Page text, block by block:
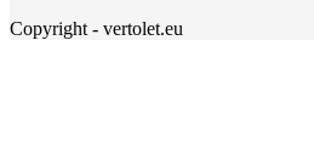
Copyright - vertolet.eu